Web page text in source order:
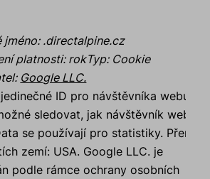
jméno: .directalpine.cz
platnosti: rokTyp: Cookie
: Google LLC.
ID pro návštěvníka webu,
sledovat, jak návštěvník web
se používají pro statistiky. Přenos
zemí: USA. Google LLC. je
podle rámce ochrany osobních